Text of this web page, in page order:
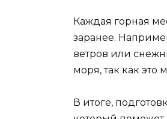
Каждая горная
заранее.
ветров или
моря, так как это
В итоге,